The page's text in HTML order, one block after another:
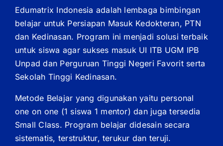
Edumatrix Indonesia adalah lembaga bimbingan
belajar untuk Persiapan Masuk Kedokteran, PTN
dan Kedinasan. Program ini menjadi solusi terbaik
untuk siswa agar sukses masuk UI ITB UGM IPB
Unpad dan Perguruan Tinggi Negeri Favorit serta
Sekolah Tinggi Kedinasan.
Metode Belajar yang digunakan yaitu personal
one on one (1 siswa 1 mentor) dan juga tersedia
Small Class. Program belajar didesain secara
sistematis, terstruktur, terukur dan teruji.